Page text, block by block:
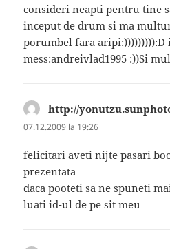
consideri neapti pentru tine
inceput de drum si ma
porumbel fara aripi:))))))))):D
mess:andreivlad1995 :))Si
http://
07.12.2009 la 19:26
felicitari aveti nijte pasari
prezentata
daca pooteti sa ne spuneti
luati id-ul de pe sit meu